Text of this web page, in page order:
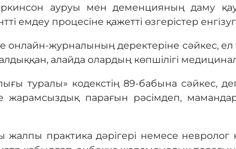
ауруы мен деменцияның даму
емдеу процесіне қажетті өзгерістер
онлайн-журналының деректеріне сәйкес,
алайда олардың көпшілігі
туралы» кодекстің 89-бабына сәйкес,
жарамсыздық парағын рәсімдеп,
практика дәрігері немесе невролог